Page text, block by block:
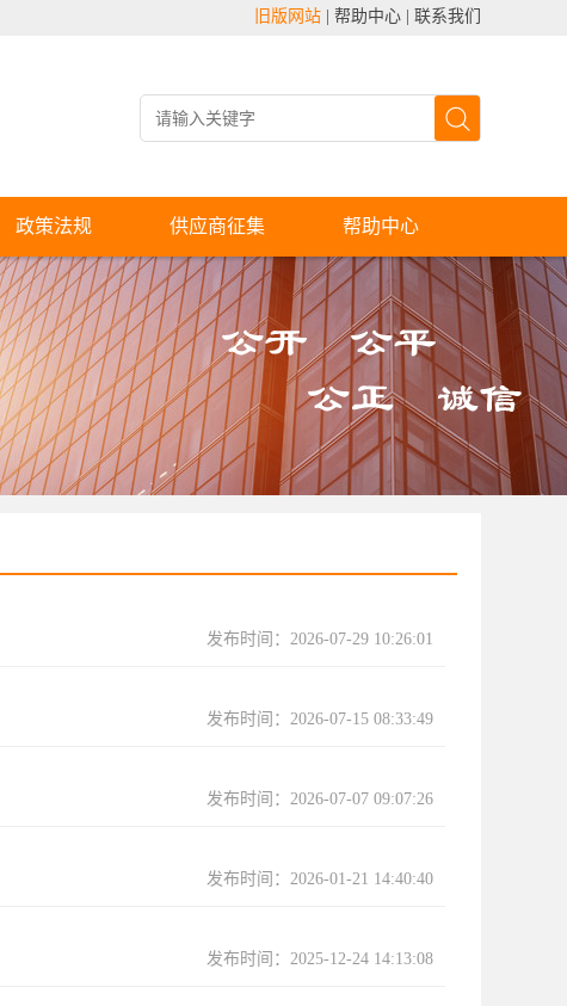
旧版网站 帮助中心 联系我们
政策法规 供应商征集 帮助中心
发布时间：2026-07-29 10:26:01
发布时间：2026-07-15 08:33:49
发布时间：2026-07-07 09:07:26
发布时间：2026-01-21 14:40:40
发布时间：2025-12-24 14:13:08